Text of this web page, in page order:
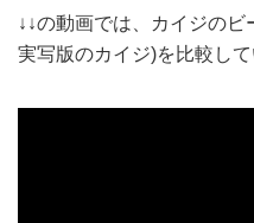
↓↓の動画では、カイジの
実写版のカイジ)を比較して